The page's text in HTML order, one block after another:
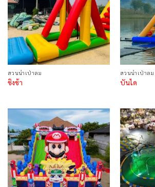
สวนน้ำเป่าลม
ชิงช้า
สวนน้ำเป่าลม
บันได